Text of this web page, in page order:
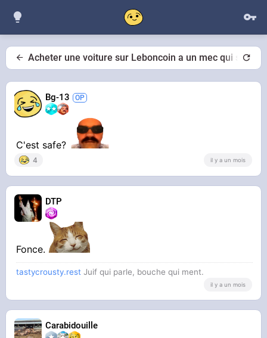
Acheter une voiture sur Leboncoin a un mec qui
Bg-13
C'est safe?
4 il y a un mois
DTP
Fonce.
tastycrousty.rest Juif qui parle, bouche qui ment.
il y a un mois
Carabidouille